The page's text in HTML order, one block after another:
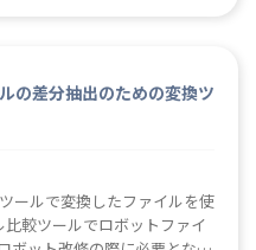
イテム（ファイルまたはフォ
取得9.サイト内のドキュメン
参加チーム情報取得2.チーム
情報取得5.チャンネルのメ
セージ情報取得7.チーム内の
トへメッセージ送信【使用
の差分抽出のための変換ツ
ールで変換したファイルを使
較ツールでロボットファイ